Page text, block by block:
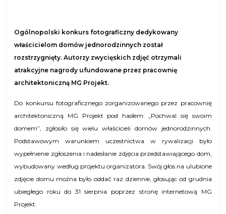
Ogólnopolski konkurs fotograficzny dedykowany
właścicielom domów jednorodzinnych został
rozstrzygnięty. Autorzy zwycięskich zdjęć otrzymali
atrakcyjne nagrody ufundowane przez pracownię
architektoniczną MG Projekt.
Do konkursu fotograficznego zorganizowanego przez pracownię
architektoniczną MG Projekt pod hasłem: „Pochwal się swoim
domem”, zgłosiło się wielu właścicieli domów jednorodzinnych.
Podstawowym warunkiem uczestnictwa w rywalizacji było
wypełnienie zgłoszenia i nadesłanie zdjęcia przedstawiającego dom,
wybudowany według projektu organizatora. Swój głos na ulubione
zdjęcie domu można było oddać raz dziennie, głosując od grudnia
ubiegłego roku do 31 sierpnia poprzez stronę internetową MG
Projekt.